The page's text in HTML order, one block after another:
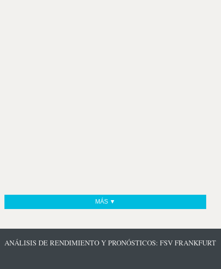
MÁS ▼
ANÁLISIS DE RENDIMIENTO Y PRONÓSTICOS: FSV FRANKFURT